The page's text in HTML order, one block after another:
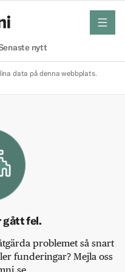
nytt
meny
data på denna webbplats.
gått fel.
problemet så snart
funderingar? Mejla oss